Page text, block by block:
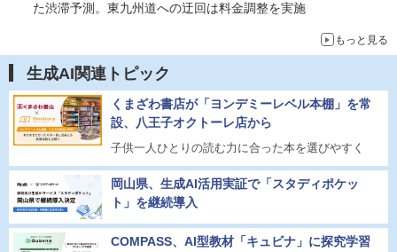
た渋滞予測。東九州道への迂回は料金調整を実施
もっと見る
生成AI関連トピック
くまざわ書店が「ヨンデミーレベル本棚」を常
設、八王子オクトーレ店から
子供一人ひとりの読む力に合った本を選びやすく
岡山県、生成AI活用実証で「スタディポケッ
ト」を継続導入
COMPASS、AI型教材「キュビナ」に探究学習